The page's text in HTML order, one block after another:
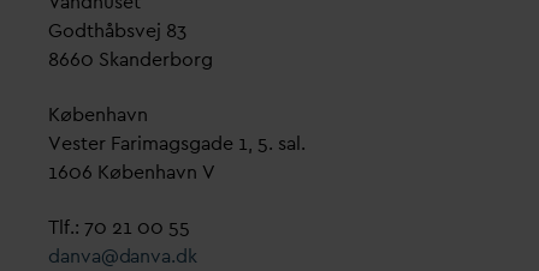
Godthåbsvej 83
8660 Skanderborg
København
Vester Farimagsgade 1, 5. sal.
1606 København V
Tlf.: 70 21 00 55
danva@danva.dk